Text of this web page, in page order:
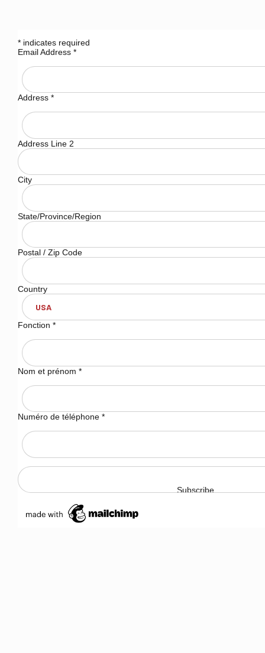
* indicates required
Email Address *
Address *
Address Line 2
City
State/Province/Region
Postal / Zip Code
Country
Fonction *
Nom et prénom *
Numéro de téléphone *